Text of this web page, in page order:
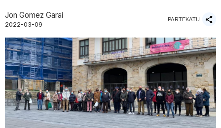
Jon Gomez Garai
2022-03-09
PARTEKATU